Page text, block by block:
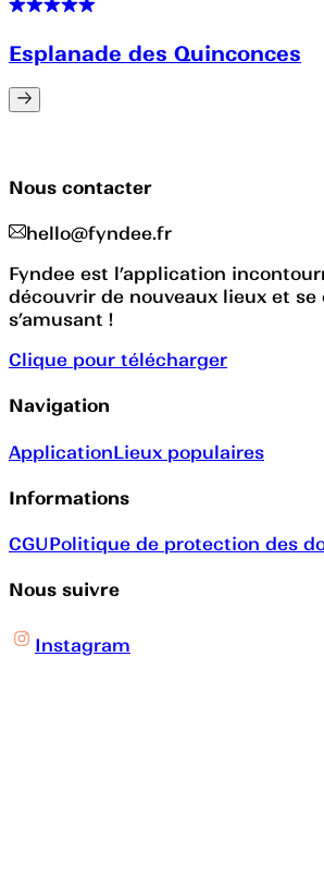
Esplanade des Quinconces
Nous contacter
hello@fyndee.fr
Fyndee est l’application
découvrir de nouveaux lieux et
s’amusant !
Clique pour télécharger
Navigation
ApplicationLieux populaires
Informations
CGUPolitique de protection des
Nous suivre
Instagram